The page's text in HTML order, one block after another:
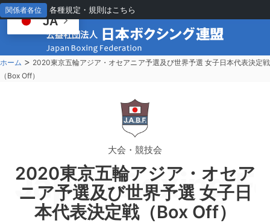
関係者各位 各種規定・規則はこちら
ホーム > 2020東京五輪アジア・オセアニア予選及び世界予選 女子日本代表決定戦
（Box Off）
Japan Boxing
大会・競技会
2020東京五輪アジア・オセア
ニア予選及び世界予選 女子日
本代表決定戦（Box Off）
JA